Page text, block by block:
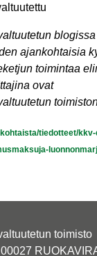
ajankohtaisia
toimintaa
ovat
tiedotteet/
toimisto